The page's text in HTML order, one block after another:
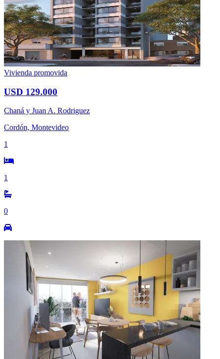
Vivienda promovida
USD 129.000
Chaná y Juan A. Rodriguez
Cordón, Montevideo
1
1
0